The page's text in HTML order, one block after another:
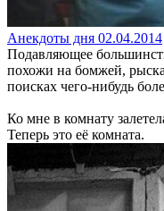
Анекдоты дня 02.04.2014
Подавляющее
похожи на бомжей,
поисках чего-нибудь
Ко мне в комнату
Теперь это её комната.